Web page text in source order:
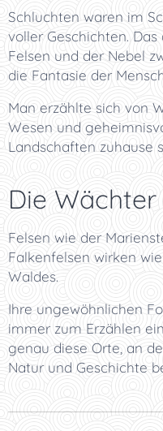
Schluchten waren im
voller Geschichten.
Felsen und der Nebel
die Fantasie der
Man erzählte sich von
Wesen und
Landschaften zuhause
Die Wächter
Felsen wie der
Falkenfelsen wirken
Waldes.
Ihre ungewöhnlichen
immer zum Erzählen
genau diese Orte, an
Natur und Geschichte